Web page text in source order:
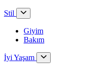
Stil
Giyim
Bakım
İyi Yaşam